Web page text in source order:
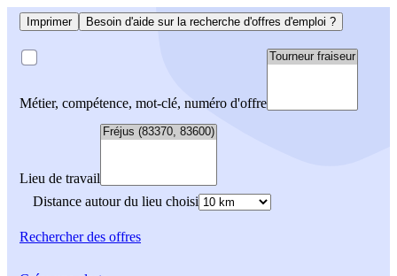
Imprimer Besoin d'aide sur la recherche d'offres d'emploi ?
Métier, compétence, mot-clé, numéro d'offre
Lieu de travail
Distance autour du lieu choisi
Rechercherdes offres